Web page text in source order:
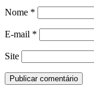
Página Inicial